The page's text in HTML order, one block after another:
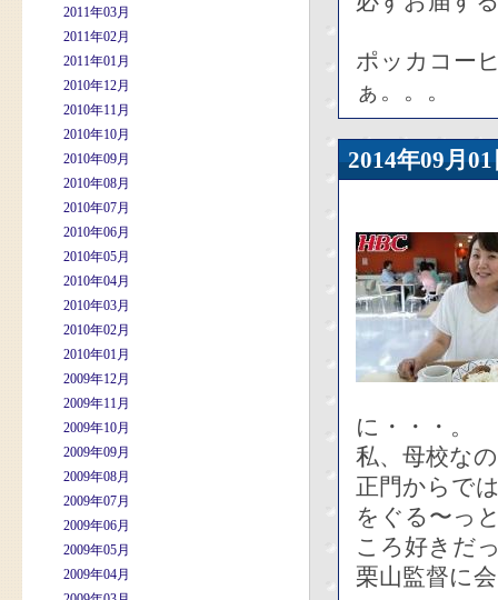
2011年03月
2011年02月
2011年01月
2010年12月
2010年11月
2010年10月
2010年09月
2010年08月
2010年07月
2010年06月
2010年05月
2010年04月
2010年03月
2010年02月
2010年01月
2009年12月
2009年11月
2009年10月
2009年09月
2009年08月
2009年07月
2009年06月
2009年05月
2009年04月
ポッカコー
ぁ。。。
2014年09
に・・・。
私、母校な
正門からで
をぐる〜っ
ころ好きだ
栗山監督に